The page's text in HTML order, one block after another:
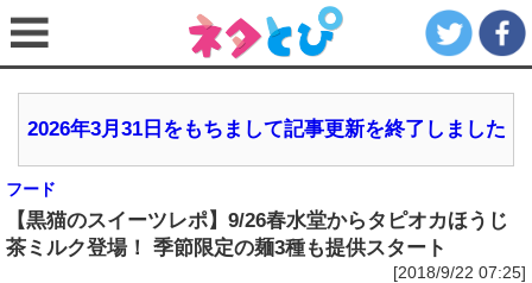
2026年3月31日をもちまして記事更新を終了しました
フード
【黒猫のスイーツレポ】9/26春水堂からタピオカほうじ
茶ミルク登場！ 季節限定の麺3種も提供スタート
[2018/9/22 07:25]